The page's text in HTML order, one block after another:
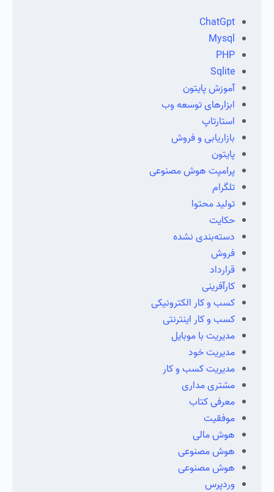
ChatGpt
Mysql
PHP
Sqlite
آموزش پایتون
ابزارهای توسعه وب
استارتاپ
بازاریابی و فروش
پایتون
پرامپت هوش مصنوعی
تلگرام
تولید محتوا
حکایت
دسته‌بندی نشده
فروش
قرارداد
کارآفرینی
کسب و کار الکترونیکی
کسب و کار اینترنتی
مدیریت با موبایل
مدیریت خود
مدیریت کسب و کار
مشتری مداری
معرفی کتاب
موفقیت
هوش مالی
هوش مصنوعی
هوش مصنوعی
وردپرس